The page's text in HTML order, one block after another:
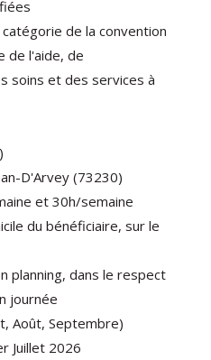
de la convention
de l'aide, de
soins et des services à
D'Arvey (73230)
et 30h/semaine
du bénéficiaire, sur le
planning, dans le respect
journée
Août, Septembre)
Juillet 2026